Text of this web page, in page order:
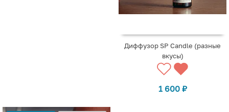
Диффузор SP Candle (разные
вкусы)
1 600 ₽